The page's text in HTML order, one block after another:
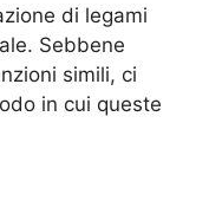
di legami
Sebbene
simili, ci
in cui queste